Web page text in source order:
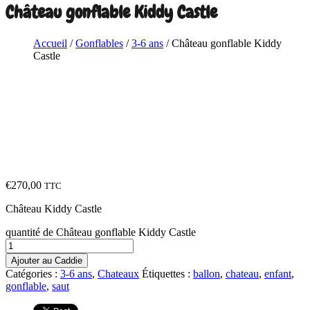
Château gonflable Kiddy Castle
Accueil /Gonflables /3-6 ans / Château gonflable Kiddy
Castle
€270,00 TTC
Château Kiddy Castle
quantité de Château gonflable Kiddy Castle
Ajouter au Caddie
Catégories : 3-6 ans, Chateaux Étiquettes : ballon, chateau, enfant,
gonflable, saut